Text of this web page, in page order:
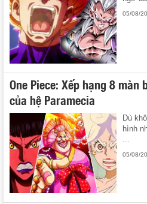
05/08/
One Piece: Xếp hạng 8
của hệ Paramecia
Dù
hình
05/08/